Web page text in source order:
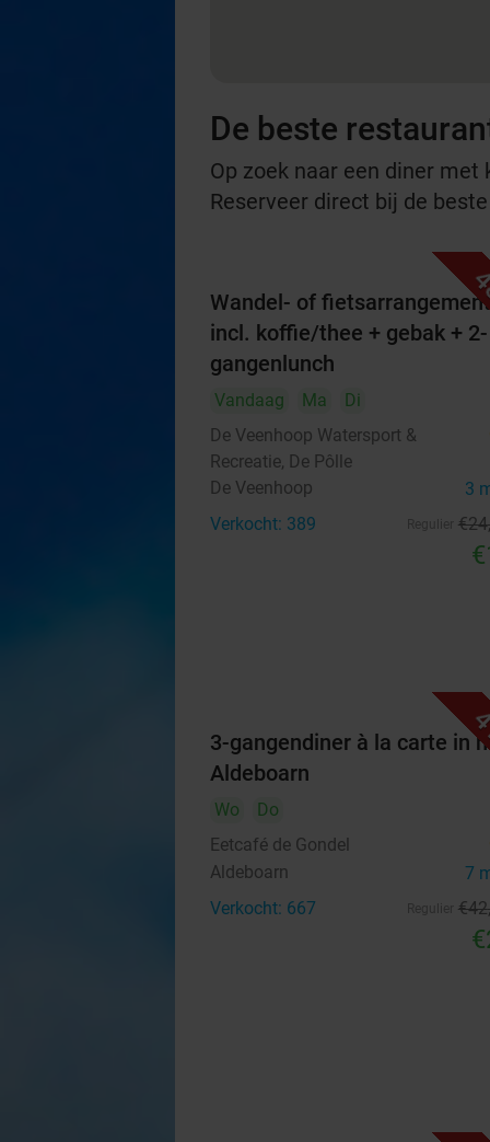
De beste
Op zoek naar een diner
Reserveer direct bij de
Wandel- of fietsarrangement
incl. koffie/thee + gebak + 2-
gangenlunch
Vandaag Ma
Di
De Veenhoop Watersport &
Recreatie, De Pôlle
De Veenhoop 3
Verkocht: 389 €24
3-gangendiner à la carte in
Aldeboarn
Wo
Do
Eetcafé de Gondel
Aldeboarn 7
Verkocht: 667 €42